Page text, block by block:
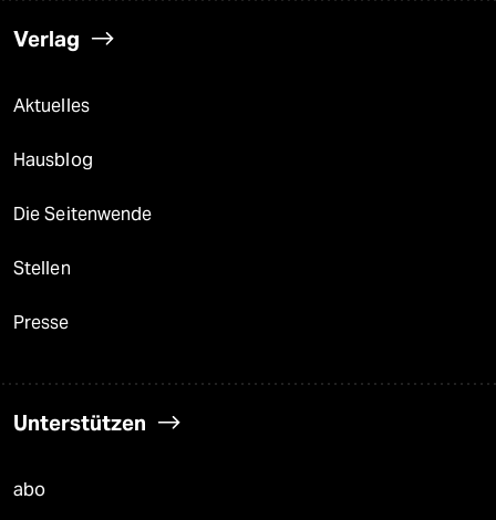
Verlag
Aktuelles
Hausblog
Die Seitenwende
Stellen
Presse
Unterstützen
abo